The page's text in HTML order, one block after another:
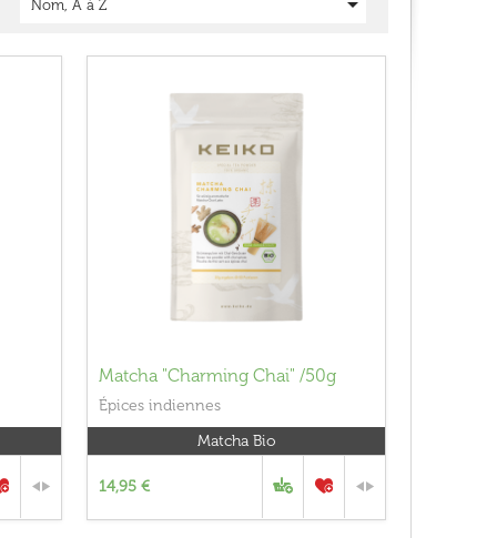
Nom, A à Z
Matcha "Charming Chai" /50g
Épices indiennes
Matcha Bio
14,95 €